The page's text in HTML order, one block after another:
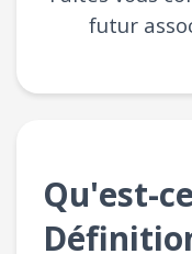
futur
Qu'est-